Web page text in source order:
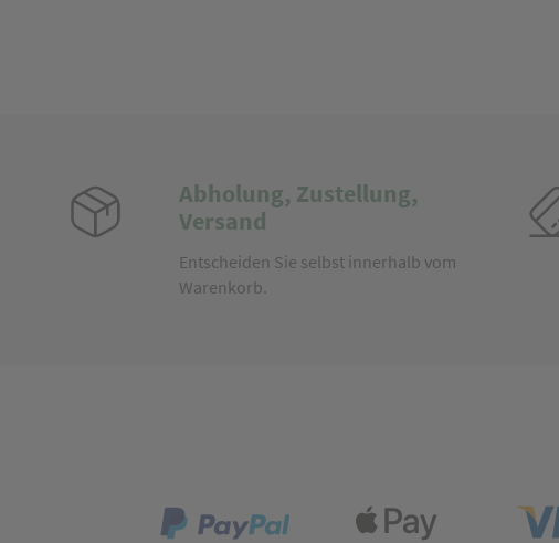
Abholung, Zustellung,
Versand
Entscheiden Sie selbst innerhalb vom
Warenkorb.